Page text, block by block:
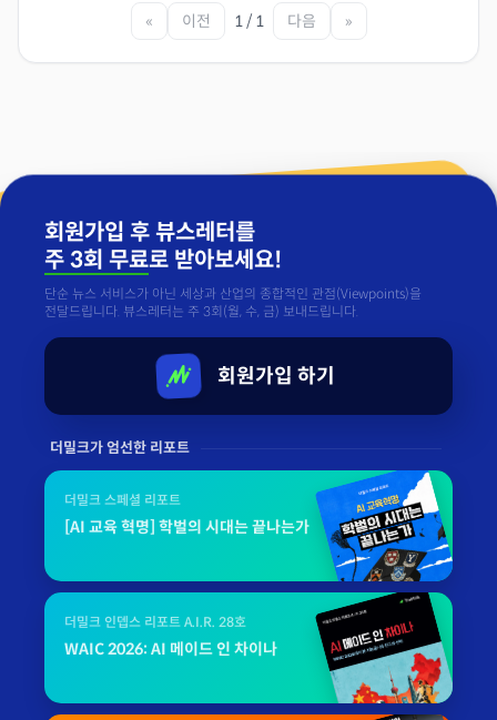
« 이전 1 / 1 다음 »
회원가입 후 뷰스레터를
주 3회 무료로 받아보세요!
단순 뉴스 서비스가 아닌 세상과 산업의 종합적인 관점(Viewpoints)을
전달드립니다. 뷰스레터는 주 3회(월, 수, 금) 보내드립니다.
회원가입 하기
더밀크가 엄선한 리포트
더밀크 스페셜 리포트
[AI 교육 혁명] 학벌의 시대는 끝나는가
더밀크 인뎁스 리포트 A.I.R. 28호
WAIC 2026: AI 메이드 인 차이나